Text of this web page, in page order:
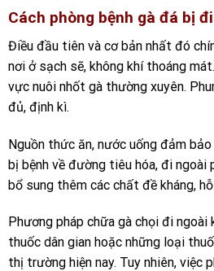
Cách phòng bệnh gà đá bị
Điều đầu tiên và cơ bản nhất đó
nơi ở sạch sẽ, không khí thoáng
vực nuôi nhốt gà thường xuyên.
đủ, định kì.
Nguồn thức ăn, nước uống đảm
bị bệnh về đường tiêu hóa, đi ngoài
bổ sung thêm các chất đề kháng,
Phương pháp chữa gà chọi đi ngoài
thuốc dân gian hoặc những loại
thị trường hiện nay. Tuy nhiên, việc